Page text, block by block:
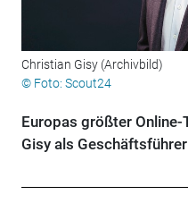
Christian Gisy (Archivbild)
© Foto: Scout24
Europas größter
Gisy als